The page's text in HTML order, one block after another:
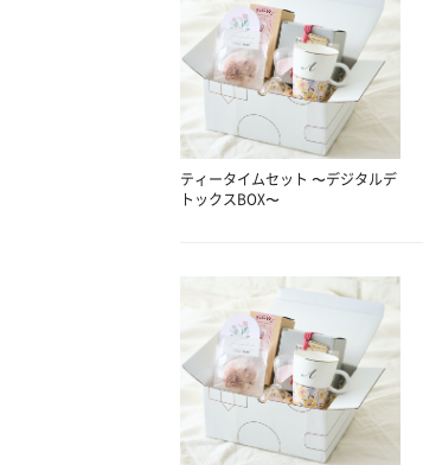
ティータイムセット 〜デジタルデ
トックスBOX〜